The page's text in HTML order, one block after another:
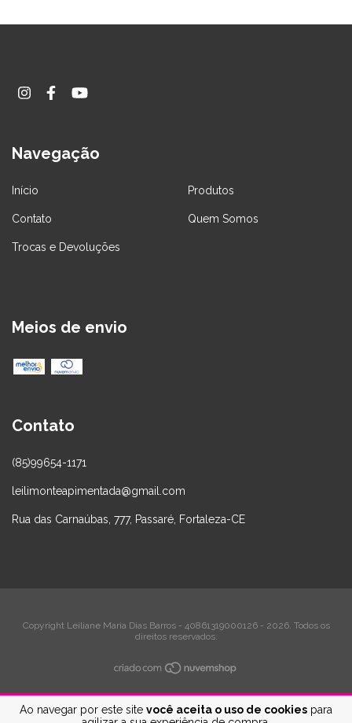
Ao navegar por este site você aceita o uso de cookies para
Navegação
Início Produtos
Contato Quem Somos
Trocas e Devoluções
Meios de envio
Contato
(85)99654-1171
leilimonteapimentada@gmail.com
Rua das Carnaúbas, 777, Passaré, Fortaleza-CE
Copyright Leiliane Maria Dias Barros - 40861319000126 - 2026. Todos os
direitos reservados.